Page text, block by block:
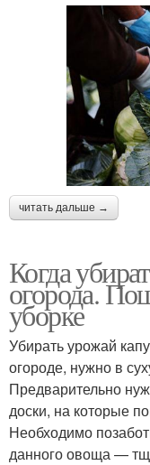
читать дальше →
Когда
огорода.
уборке
Убирать урожай
огороде, нужно в
Предварительно
доски, на которые
Необходимо
данного овоща —